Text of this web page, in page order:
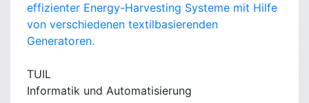
effizienter Energy-Harvesting Systeme mit Hilfe
von verschiedenen textilbasierenden
Generatoren.
TUIL
Informatik und Automatisierung